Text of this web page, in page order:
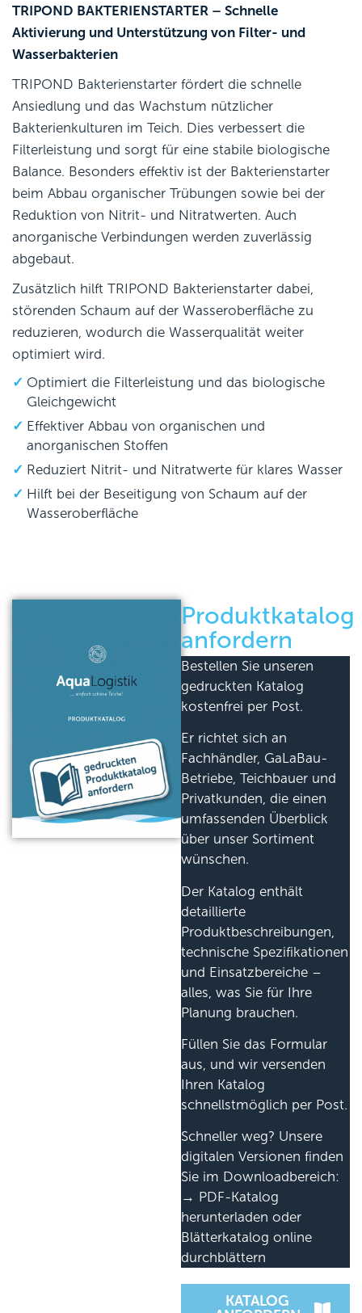
TRIPOND BAKTERIENSTARTER – Schnelle
Aktivierung und Unterstützung von Filter- und
Wasserbakterien
TRIPOND Bakterienstarter fördert die schnelle
Ansiedlung und das Wachstum nützlicher
Bakterienkulturen im Teich. Dies verbessert die
Filterleistung und sorgt für eine stabile biologische
Balance. Besonders effektiv ist der Bakterienstarter
beim Abbau organischer Trübungen sowie bei der
Reduktion von Nitrit- und Nitratwerten. Auch
anorganische Verbindungen werden zuverlässig
abgebaut.
Zusätzlich hilft TRIPOND Bakterienstarter dabei,
störenden Schaum auf der Wasseroberfläche zu
reduzieren, wodurch die Wasserqualität weiter
optimiert wird.
Optimiert die Filterleistung und das biologische
Gleichgewicht
Effektiver Abbau von organischen und
anorganischen Stoffen
Reduziert Nitrit- und Nitratwerte für klares Wasser
Hilft bei der Beseitigung von Schaum auf der
Wasseroberfläche
Produktkatalog
anfordern
Bestellen Sie unseren
gedruckten Katalog
kostenfrei per Post.
Er richtet sich an
Fachhändler, GaLaBau-
Betriebe, Teichbauer und
Privatkunden, die einen
umfassenden Überblick
über unser Sortiment
wünschen.
Der Katalog enthält
detaillierte
Produktbeschreibungen,
technische Spezifikationen
und Einsatzbereiche –
alles, was Sie für Ihre
Planung brauchen.
Füllen Sie das Formular
aus, und wir versenden
Ihren Katalog
schnellstmöglich per Post.
Schneller weg? Unsere
digitalen Versionen finden
Sie im Downloadbereich:
→ PDF-Katalog
herunterladen oder
Blätterkatalog online
durchblättern
KATALOG